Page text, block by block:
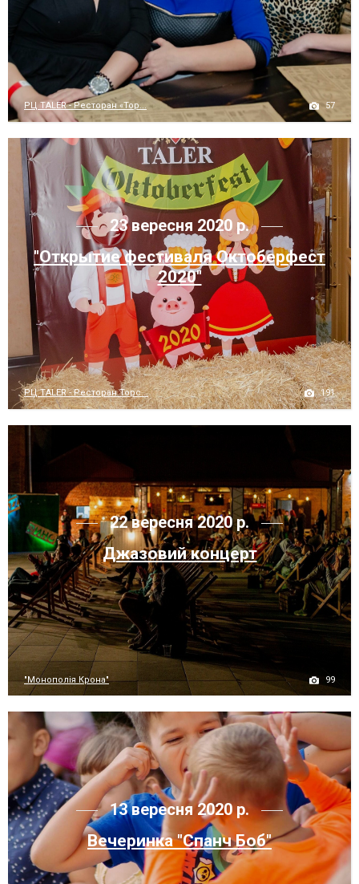
РЦ TALER - Ресторан «Тор... 57
23 вересня 2020 р.
"Открытие фестиваля Октоберфест
2020"
РЦ TALER - Ресторан Торс... 191
22 вересня 2020 р.
Джазовий концерт
"Монополія Крона" 99
13 вересня 2020 р.
Вечеринка "Спанч Боб"